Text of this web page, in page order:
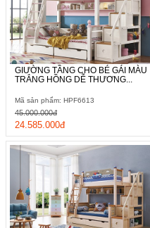
GIƯỜNG TẦNG CHO BÉ GÁI MÀU
TRẮNG HỒNG DỄ THƯƠNG...
Mã sản phẩm: HPF6613
24.585.000đ
45.000.000đ